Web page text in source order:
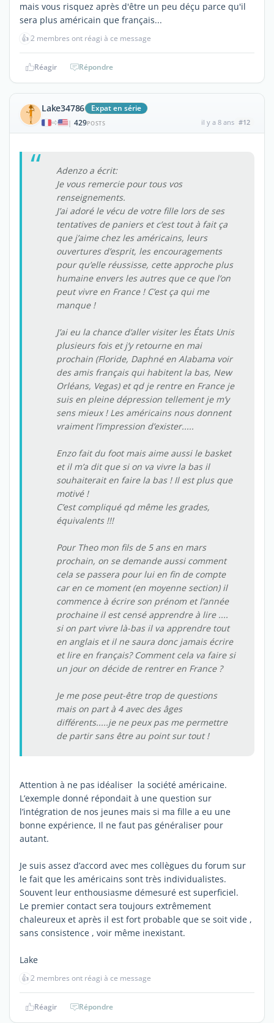
mais vous risquez après d'être un peu déçu parce qu'il
sera plus américain que français...
👍2 membres ont réagi à ce message
Réagir Répondre
Lake34786 Expat en série
| 429POSTS il y a 8 ans #12
Adenzo a écrit:
Je vous remercie pour tous vos
renseignements.
J’ai adoré le vécu de votre fille lors de ses
tentatives de paniers et c’est tout à fait ça
que j’aime chez les américains, leurs
ouvertures d’esprit, les encouragements
pour qu’elle réussisse, cette approche plus
humaine envers les autres que ce que l’on
peut vivre en France ! C’est ça qui me
manque !
J’ai eu la chance d’aller visiter les États Unis
plusieurs fois et j’y retourne en mai
prochain (Floride, Daphné en Alabama voir
des amis français qui habitent la bas, New
Orléans, Vegas) et qd je rentre en France je
suis en pleine dépression tellement je m’y
sens mieux ! Les américains nous donnent
vraiment l’impression d’exister.....
Enzo fait du foot mais aime aussi le basket
et il m’a dit que si on va vivre la bas il
souhaiterait en faire la bas ! Il est plus que
motivé !
C’est compliqué qd même les grades,
équivalents !!!
Pour Theo mon fils de 5 ans en mars
prochain, on se demande aussi comment
cela se passera pour lui en fin de compte
car en ce moment (en moyenne section) il
commence à écrire son prénom et l’année
prochaine il est censé apprendre à lire ....
si on part vivre là-bas il va apprendre tout
en anglais et il ne saura donc jamais écrire
et lire en français? Comment cela va faire si
un jour on décide de rentrer en France ?
Je me pose peut-être trop de questions
mais on part à 4 avec des âges
différents.....je ne peux pas me permettre
de partir sans être au point sur tout !
Attention à ne pas idéaliser la société américaine.
L’exemple donné répondait à une question sur
l’intégration de nos jeunes mais si ma fille a eu une
bonne expérience, Il ne faut pas généraliser pour
autant.
Je suis assez d’accord avec mes collègues du forum sur
le fait que les américains sont très individualistes.
Souvent leur enthousiasme démesuré est superficiel.
Le premier contact sera toujours extrêmement
chaleureux et après il est fort probable que se soit vide ,
sans consistence , voir même inexistant.
Lake
👍2 membres ont réagi à ce message
Réagir Répondre